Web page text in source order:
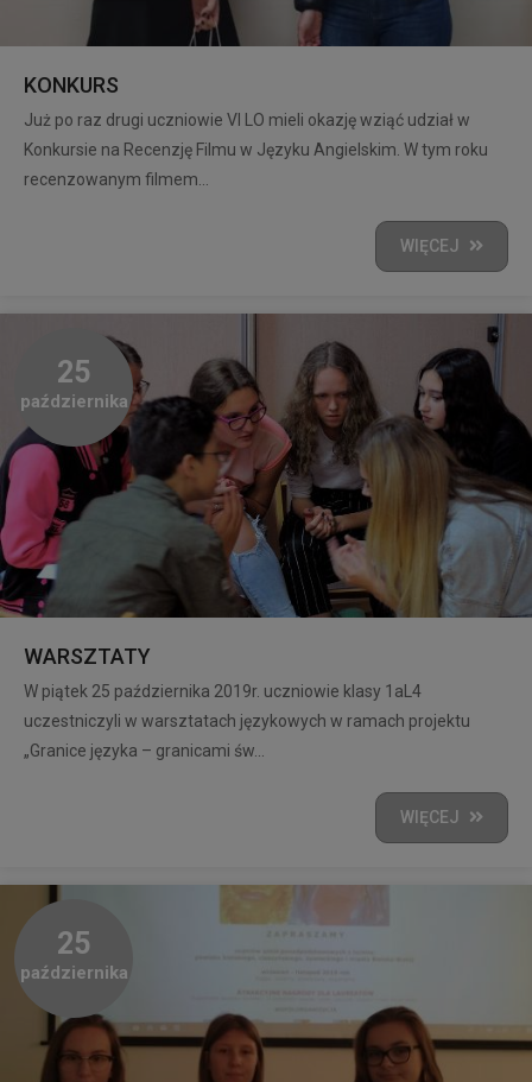
KONKURS
Już po raz drugi uczniowie VI LO mieli okazję wziąć udział w
Konkursie na Recenzję Filmu w Języku Angielskim. W tym roku
recenzowanym filmem...
WIĘCEJ
25
października
WARSZTATY
W piątek 25 października 2019r. uczniowie klasy 1aL4
uczestniczyli w warsztatach językowych w ramach projektu
„Granice języka – granicami św...
WIĘCEJ
25
października